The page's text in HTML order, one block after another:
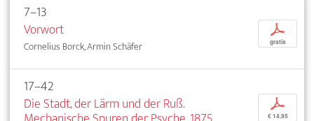
7–13
Vorwort
Cornelius Borck, Armin Schäfer
p
gratis
17–42
Die Stadt, der Lärm und der Ruß.
p
€ 14,95